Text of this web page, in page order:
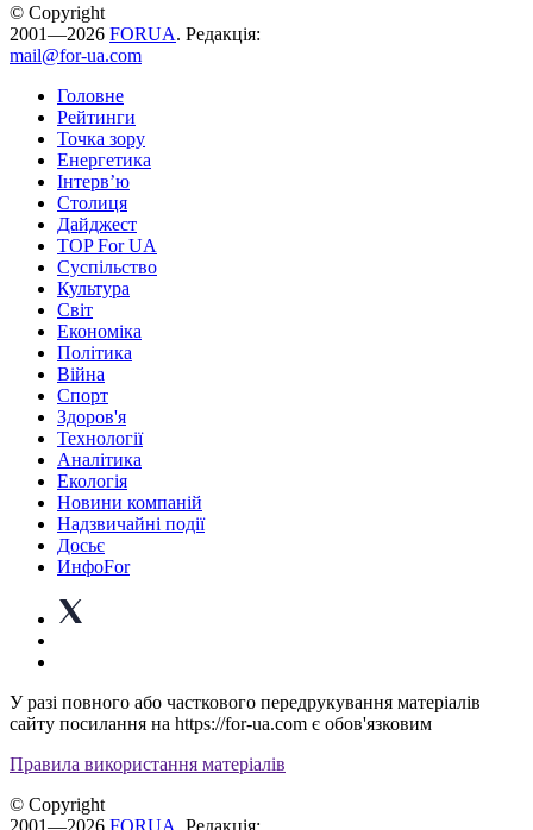
© Copyright
2001—2026 FORUA. Редакція:
mail@for-ua.com
Головне
Рейтинги
Точка зору
Енергетика
Інтерв’ю
Столиця
Дайджест
TOP For UA
Суспiльство
Культура
Світ
Економіка
Політика
Війна
Спорт
Здоров'я
Технології
Аналітика
Екологія
Новини компаній
Надзвичайні події
Досьє
ИнфоFor
У разі повного або часткового передрукування матеріалів
сайту посилання на https://for-ua.com є обов'язковим
Правила використання матеріалів
© Copyright
2001—2026 FORUA . Редакція: